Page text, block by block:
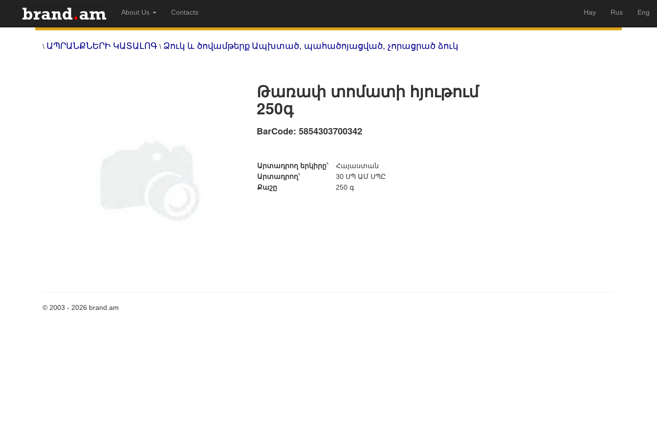
About Us Contacts Hay Rus Eng
\ ԱՊՐԱՆՔՆԵՐԻ ԿԱՏԱԼՈԳ \ Ձուկ և ծովամթերք Ապխտած, պահածոյացված, չորացրած ձուկ
Թառափ տոմատի հյութում
250գ
BarCode: 5854303700342
Արտադրող երկիրը՝
Հայաստան
Արտադրող՝
30 ՍՊ ԱՄ ՍՊԸ
Քաշը
250 գ
© 2003 - 2026 brand.am